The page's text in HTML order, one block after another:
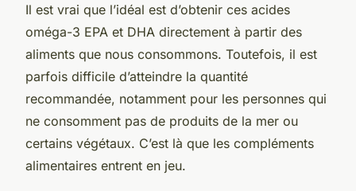
Il est vrai que l’idéal est d’obtenir ces acides
oméga-3 EPA et DHA directement à partir des
aliments que nous consommons. Toutefois, il est
parfois difficile d’atteindre la quantité
recommandée, notamment pour les personnes qui
ne consomment pas de produits de la mer ou
certains végétaux. C’est là que les compléments
alimentaires entrent en jeu.